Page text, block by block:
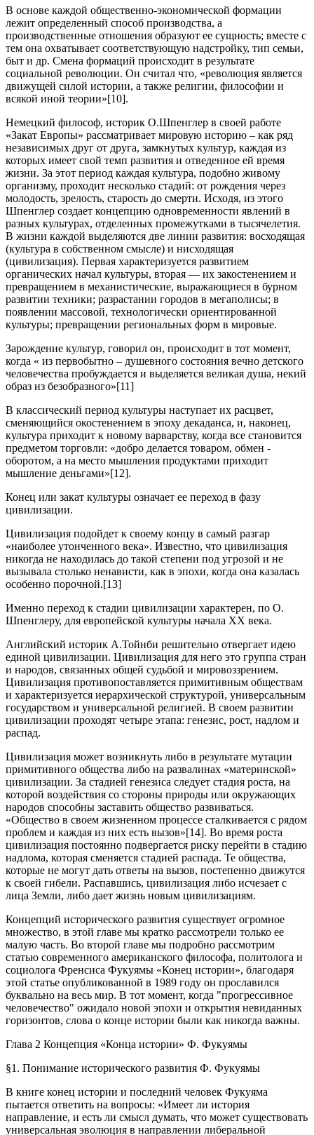
В основе каждой общественно-экономической формации
лежит определенный способ производства, а
производственные отношения образуют ее сущность; вместе с
тем она охватывает соответствующую надстройку, тип семьи,
быт и др. Смена формаций происходит в результате
социальной революции. Он считал что, «революция является
движущей силой истории, а также религии, философии и
всякой иной теории»[10].
Немецкий философ, историк О.Шпенглер в своей работе
«Закат Европы» рассматривает мировую историю – как ряд
независимых друг от друга, замкнутых культур, каждая из
которых имеет свой темп развития и отведенное ей время
жизни. За этот период каждая культура, подобно живому
организму, проходит несколько стадий: от рождения через
молодость, зрелость, старость до смерти. Исходя, из этого
Шпенглер создает концепцию одновременности явлений в
разных культурах, отделенных промежутками в тысячелетия.
В жизни каждой выделяются две линии развития: восходящая
(культура в собственном смысле) и нисходящая
(цивилизация). Первая характеризуется развитием
органических начал культуры, вторая — их закостенением и
превращением в механистические, выражающиеся в бурном
развитии техники; разрастании городов в мегаполисы; в
появлении массовой, технологически ориентированной
культуры; превращении региональных форм в мировые.
Зарождение культур, говорил он, происходит в тот момент,
когда « из первобытно – душевного состояния вечно детского
человечества пробуждается и выделяется великая душа, некий
образ из безобразного»[11]
В классический период культуры наступает их расцвет,
сменяющийся окостенением в эпоху декаданса, и, наконец,
культура приходит к новому варварству, когда все становится
предметом торговли: «добро делается товаром, обмен -
оборотом, а на место мышления продуктами приходит
мышление деньгами»[12].
Конец или закат культуры означает ее переход в фазу
цивилизации.
Цивилизация подойдет к своему концу в самый разгар
«наиболее утонченного века». Известно, что цивилизация
никогда не находилась до такой степени под угрозой и не
вызывала столько ненависти, как в эпохи, когда она казалась
особенно порочной.[13]
Именно переход к стадии цивилизации характерен, по О.
Шпенглеру, для европейской культуры начала XX века.
Английский историк А.Тойнби решительно отвергает идею
единой цивилизации. Цивилизация для него это группа стран
и народов, связанных общей судьбой и мировоззрением.
Цивилизация противопоставляется примитивным обществам
и характеризуется иерархической структурой, универсальным
государством и универсальной религией. В своем развитии
цивилизации проходят четыре этапа: генезис, рост, надлом и
распад.
Цивилизация может возникнуть либо в результате мутации
примитивного общества либо на развалинах «материнской»
цивилизации. За стадией генезиса следует стадия роста, на
которой воздействия со стороны природы или окружающих
народов способны заставить общество развиваться.
«Общество в своем жизненном процессе сталкивается с рядом
проблем и каждая из них есть вызов»[14]. Во время роста
цивилизация постоянно подвергается риску перейти в стадию
надлома, которая сменяется стадией распада. Те общества,
которые не могут дать ответы на вызов, постепенно движутся
к своей гибели. Распавшись, цивилизация либо исчезает с
лица Земли, либо дает жизнь новым цивилизациям.
Концепций исторического развития существует огромное
множество, в этой главе мы кратко рассмотрели только ее
малую часть. Во второй главе мы подробно рассмотрим
статью современного американского философа, политолога и
социолога Френсиса Фукуямы «Конец истории», благодаря
этой статье опубликованной в 1989 году он прославился
буквально на весь мир. В тот момент, когда "прогрессивное
человечество" ожидало новой эпохи и открытия невиданных
горизонтов, слова о конце истории были как никогда важны.
Глава 2 Концепция «Конца истории» Ф. Фукуямы
§1. Понимание исторического развития Ф. Фукуямы
В книге конец истории и последний человек Фукуяма
пытается ответить на вопросы: «Имеет ли история
направление, и есть ли смысл думать, что может существовать
универсальная эволюция в направлении либеральной